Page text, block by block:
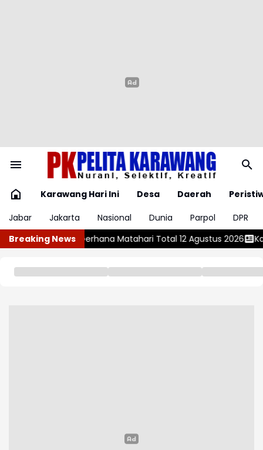
Karawang Hari Ini Desa Daerah
Jabar
Jakarta Nasional Dunia Parpol
DPR
Breaking News
Total 12 Agustus 2026 Karawang Gali Potensi Bakat,